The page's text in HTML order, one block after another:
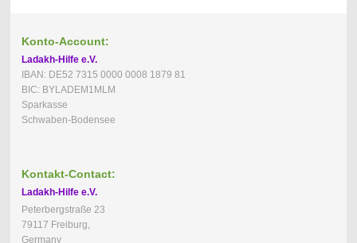
Konto-Account:
Ladakh-Hilfe e.V.
IBAN: DE52 7315 0000 0008 1879 81
BIC: BYLADEM1MLM
Sparkasse
Schwaben-Bodensee
Kontakt-Contact:
Ladakh-Hilfe e.V.
Peterbergstraße 23
79117 Freiburg,
Germany